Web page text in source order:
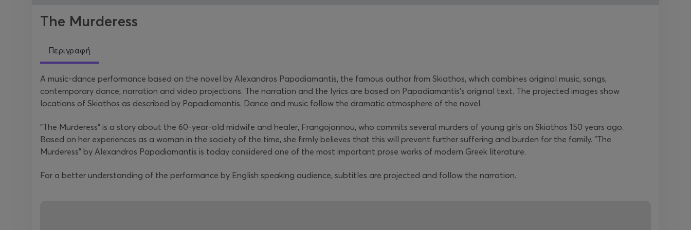
The Murderess
Περιγραφή
A music-dance performance based on the novel by Alexandros Papadiamantis, the famous author from Skiathos, which combines original music, songs,
contemporary dance, narration and video projections. The narration and the lyrics are based on Papadiamantis's original text. The projected images show
locations of Skiathos as described by Papadiamantis. Dance and music follow the dramatic atmosphere of the novel.
"The Murderess" is a story about the 60-year-old midwife and healer, Frangojannou, who commits several murders of young girls on Skiathos 150 years ago.
Based on her experiences as a woman in the society of the time, she firmly believes that this will prevent further suffering and burden for the family. "The
Murderess" by Alexandros Papadiamantis is today considered one of the most important prose works of modern Greek literature.
For a better understanding of the performance by English speaking audience, subtitles are projected and follow the narration.